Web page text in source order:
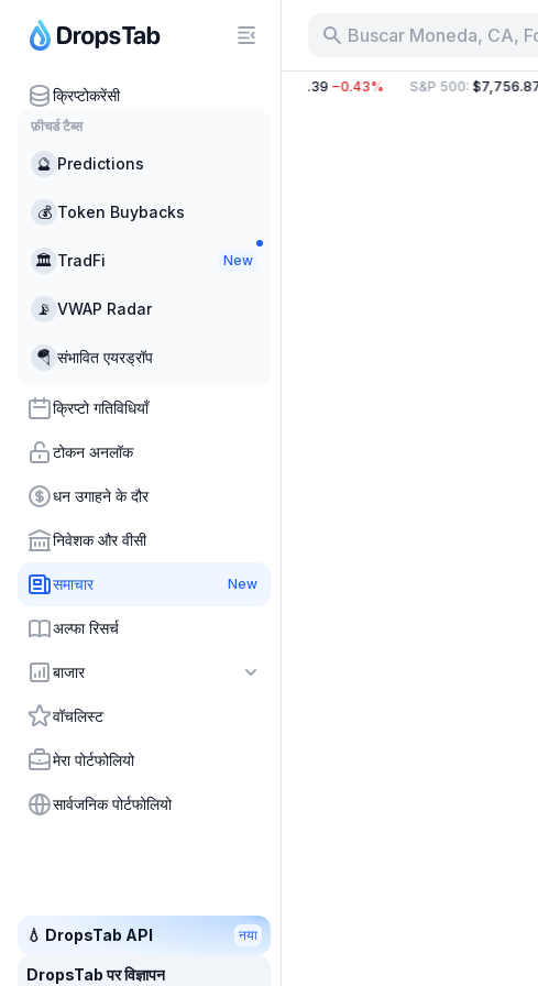
क्रिप्टोकरेंसी
फ़ीचर्ड टैब्स
🔮 Predictions
💰 Token Buybacks
🏛 TradFi New
📡 VWAP Radar
🪂 संभावित एयरड्रॉप
क्रिप्टो गतिविधियाँ
टोकन अनलॉक
धन उगाहने के दौर
निवेशक और वीसी
समाचार New
अल्फा रिसर्च
बाजार
वॉचलिस्ट
मेरा पोर्टफोलियो
सार्वजनिक पोर्टफोलियो
💧 DropsTab API नया
DropsTab पर विज्ञापन
Buscar Moneda, CA,
BTC: $64,986.77 $1,920.39 −0.43% S&P 500:$7,756.87